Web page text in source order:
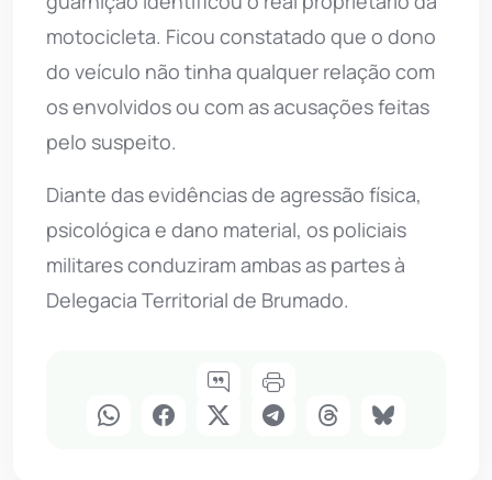
motocicleta. Ficou constatado que o dono
do veículo não tinha qualquer relação com
os envolvidos ou com as acusações feitas
pelo suspeito.
Diante das evidências de agressão física,
psicológica e dano material, os policiais
militares conduziram ambas as partes à
Delegacia Territorial de Brumado.